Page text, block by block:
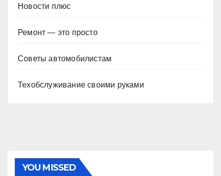
Новости плюс
Ремонт — это просто
Советы автомобилистам
Техобслуживание своими руками
YOU MISSED